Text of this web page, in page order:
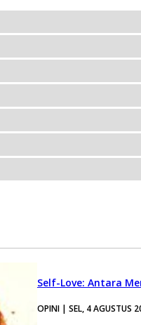
Self-Love: Antara
OPINI | SEL, 4 AGUSTUS